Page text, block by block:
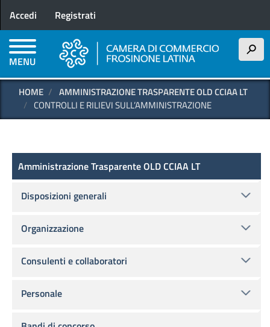
principale
Menu profilo utente
Accedi Registrati
MENU
h
HOME
AMMINISTRAZIONE TRASPARENTE OLD CCIAA LT
CONTROLLI E RILIEVI SULL’AMMINISTRAZIONE
Amministrazione Trasparente OLD
Amministrazione Trasparente OLD CCIAA LT
Disposizioni generali
Organizzazione
Consulenti e collaboratori
Personale